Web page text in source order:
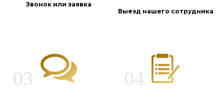
Звонок или заявка
Выезд нашего сотрудника